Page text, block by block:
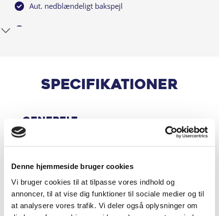
Denne hjemmeside bruger cookies
Vi bruger cookies til at tilpasse vores indhold og
annoncer, til at vise dig funktioner til sociale medier og til
at analysere vores trafik. Vi deler også oplysninger om
Denne Corsa befinder sig i Aalborg og har en årlig
og kører 22,4 km/l. Hvis du er interesseret i at opleve
Aut. nedblændeligt bakspejl
Automatisk nødbremsesystem
Bluetooth
DAB radio
Digital instrumentering
Specifikationer
Generelt
Motor & Ydelse
Økonomi